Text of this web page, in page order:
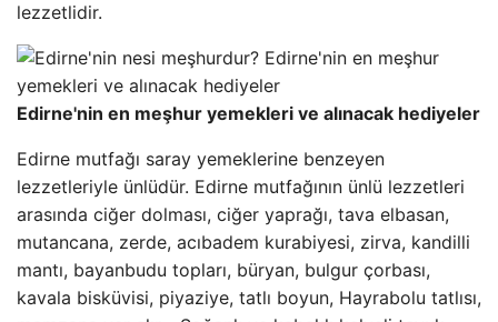
lezzetlidir.
Edirne'nin en meşhur yemekleri ve alınacak hediyeler
Edirne mutfağı saray yemeklerine benzeyen
lezzetleriyle ünlüdür. Edirne mutfağının ünlü lezzetleri
arasında ciğer dolması, ciğer yaprağı, tava elbasan,
mutancana, zerde, acıbadem kurabiyesi, zirva, kandilli
mantı, bayanbudu topları, büryan, bulgur çorbası,
kavala bisküvisi, piyaziye, tatlı boyun, Hayrabolu tatlısı,